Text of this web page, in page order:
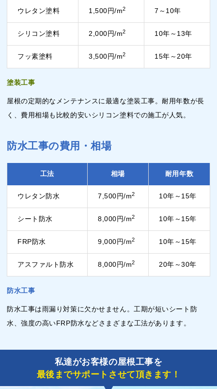
ウレタン塗料 1,500円/m2 7～10年
シリコン塗料 2,000円/m2 10年～13年
フッ素塗料 3,500円/m2 15年～20年
塗装工事
屋根の定期的なメンテナンスに最適な塗装工事。耐用年数が長
く、費用相場も比較的安いシリコン塗料での施工が人気。
防水工事の費用・相場
工法 相場 耐用年数
ウレタン防水 7,500円/m2 10年～15年
シート防水 8,000円/m2 10年～15年
FRP防水 9,000円/m2 10年～15年
アスファルト防水 8,000円/m2 20年～30年
防水工事
防水工事は雨漏り対策に欠かせません。工期が短いシート防
水、強度の高いFRP防水などさまざまな工法があります。
私達がお客様の屋根工事を
最後までサポートさせて頂きます！